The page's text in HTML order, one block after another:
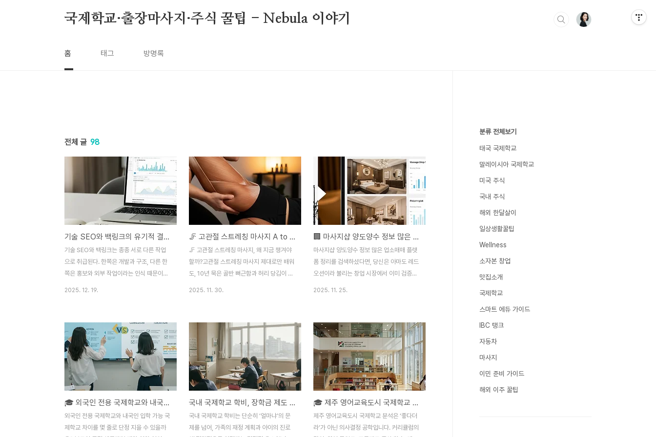
국제학교·출장마사지·주식 꿀팁 - Nebula 이야기
홈 태그 방명록
전체 글 98
기술 SEO와 백링크의 유기적 결합 전략
기술 SEO와 백링크는 종종 서로 다른 작업
으로 취급된다. 한쪽은 개발과 구조, 다른 한
쪽은 홍보와 외부 작업이라는 인식 때문이다.
다. 이 둘이 따로 움직이면 성과는 제한되고,
함께 설계될 때 비로소 누적 효과가 발생한
다. 이 글은 기술 SEO와 백링크를 하나의 시
스템으로 묶어 운영하는 실전 전략을 다룬다.
🧠 기술 SEO와 백링크가 따로 움직일 때 생
기는 문제기술 SEO가 잘 되어 있어도 순위
가 오르지 않는 사이트가 있고, 반대로 백링
크를 확보했음에도 트래픽이 유지되지 않는
사이트가 있다. 이는 어느 한쪽이 부족해서가
2025. 12. 19.
🦵 고관절 스트레칭 마사지 A to Z｜전문가가 알려주는 안전한 관리법
🦵 고관절 스트레칭 마사지, 왜 지금 챙겨야
할까?고관절 스트레칭 마사지 제대로만 배워
도, 10년 묵은 골반 뻐근함과 허리 당김이 눈
하나의 관리 시스템에 가깝습니다.10년 이상
현장에서 허리·골반 통증 고객을 관리해 온
입장에서 보면, 허리디스크나 무릎 통증으로
병원에 오는 분들 상당수가 결국 고관절 움직
임이 굳어 있는 경우가 많습니다. 오래 앉아
서 일하는 직장인, 스마트폰을 보며 오래 서
있는 부모님 세대, 운동량이 부족한 청소년까
지 — 고관절이 굳어가고 있는데, 대부분은
그 사실조차 모릅니다.고관절 스트레칭 마사
2025. 11. 30.
🏢 마사지샵 양도양수 정보 많은 업소매매 플랫폼 정리
마사지샵 양도양수 정보 많은 업소매매 플랫
폼 정리를 검색하셨다면, 당신은 아마도 레드
오션이라 불리는 창업 시장에서 이미 검증된
이터(DB), 관리사 수급 등 고려해야 할 변수
가 무수히 많습니다. 때문에 일반적인 루트로
는 알짜 정보를 얻기가 매우 어렵습니다. 오
늘 이 글에서는 폐쇄적인 마사지 매매 시장의
한계를 뚫고, 투명하고 합리적인 거래를 성사
시킬 수 있는 핵심 노하우와 검증된 플랫폼
활용법을 심층적으로 분석해 드립니다. 📊 일
반 부동산에서는 절대 알려주지 않는 마사지
샵 거래의 비밀많은 예비 창업자들이 마사지
2025. 11. 25.
🎓 외국인 전용 국제학교와 내국인 입학 가능 국제학교 차이 — 한눈에 정리
외국인 전용 국제학교와 내국인 입학 가능 국
제학교 차이를 몇 줄로 단정 지을 수 있을까
국내 국제학교 학비, 장학금 제도 총정리
국내 국제학교 학비는 단순히 ‘얼마냐’의 문
제를 넘어, 가족의 재정 계획과 아이의 진로
🎓 제주 영어교육도시 국제학교 분석 — 2025 실전 가이드
제주 영어교육도시 국제학교 분석은 ‘좋다더
라’가 아닌 의사결정 공학입니다. 커리큘럼의
분류 전체보기
태국 국제학교
말레이시아 국제학교
미국 주식
국내 주식
해외 한달살이
일상생활꿀팁
Wellness
소자본 창업
맛집소개
국제학교
스마트 에듀 가이드
IBC 탱크
자동차
마사지
이민 준비 가이드
해외 이주 꿀팁